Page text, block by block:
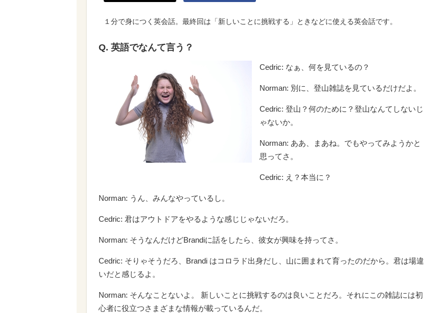
１分で身につく英会話。最終回は「新しいことに挑戦する」ときなどに使える英会話です。
Q. 英語でなんて言う？
Cedric: なぁ、何を見ているの？
Norman: 別に、登山雑誌を見ているだけだよ。
Cedric: 登山？何のために？登山なんてしないじ
ゃないか。
Norman: ああ、まあね。でもやってみようかと
思ってさ。
Cedric: え？本当に？
Norman: うん、みんなやっているし。
Cedric: 君はアウトドアをやるような感じじゃないだろ。
Norman: そうなんだけどBrandiに話をしたら、彼女が興味を持ってさ。
Cedric: そりゃそうだろ、Brandi はコロラド出身だし、山に囲まれて育ったのだから。君は場違
いだと感じるよ。
Norman: そんなことないよ。 新しいことに挑戦するのは良いことだろ。それにこの雑誌には初
心者に役立つさまざまな情報が載っているんだ。